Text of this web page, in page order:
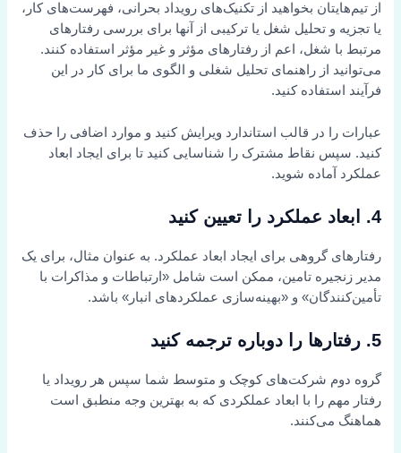
از تیم‌هایتان بخواهید از تکنیک‌های رویداد بحرانی، فهرست‌های کار،
یا تجزیه و تحلیل شغل یا ترکیبی از آنها برای بررسی رفتارهای
مرتبط با شغل، اعم از رفتارهای مؤثر و غیر مؤثر استفاده کنند.
می‌توانید از راهنمای تحلیل شغلی و الگوی ما برای کار در این
فرآیند استفاده کنید.
عبارات را در قالب استاندارد ویرایش کنید و موارد اضافی را حذف
کنید. سپس نقاط مشترک را شناسایی کنید تا برای ایجاد ابعاد
عملکرد آماده شوید.
4. ابعاد عملکرد را تعیین کنید
رفتارهای گروهی برای ایجاد ابعاد عملکرد. به عنوان مثال، برای یک
مدیر زنجیره تامین، ممکن است شامل «ارتباطات و مذاکرات با
تأمین‌کنندگان» و «بهینه‌سازی عملکردهای انبار» باشد.
5. رفتارها را دوباره ترجمه کنید
گروه دوم شرکت‌های کوچک و متوسط شما سپس هر رویداد یا
رفتار مهم را با ابعاد عملکردی که به بهترین وجه منطبق است
هماهنگ می‌کنند.